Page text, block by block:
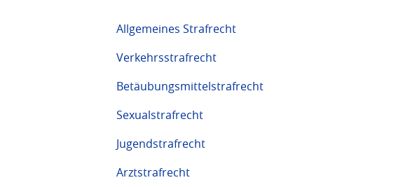
Allgemeines Strafrecht
Verkehrsstrafrecht
Betäubungsmittelstrafrecht
Sexualstrafrecht
Jugendstrafrecht
Arztstrafrecht